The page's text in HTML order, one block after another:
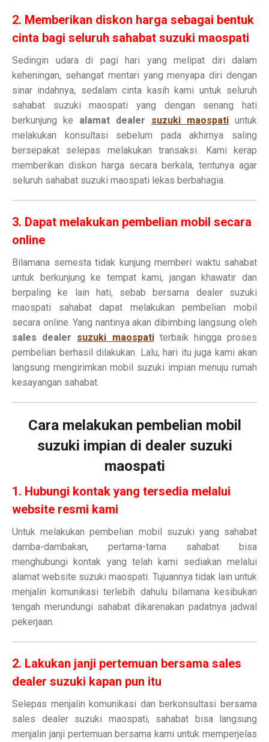
2. Memberikan diskon harga sebagai bentuk
cinta bagi seluruh sahabat suzuki maospati
Sedingin udara di pagi hari yang melipat diri dalam
keheningan, sehangat mentari yang menyapa diri dengan
sinar indahnya, sedalam cinta kasih kami untuk seluruh
sahabat suzuki maospati yang dengan senang hati
berkunjung ke alamat dealer suzuki maospati untuk
melakukan konsultasi sebelum pada akhirnya saling
bersepakat selepas melakukan transaksi. Kami kerap
memberikan diskon harga secara berkala, tentunya agar
seluruh sahabat suzuki maospati lekas berbahagia.
3. Dapat melakukan pembelian mobil secara
online
Bilamana semesta tidak kunjung memberi waktu sahabat
untuk berkunjung ke tempat kami, jangan khawatir dan
berpaling ke lain hati, sebab bersama dealer suzuki
maospati sahabat dapat melakukan pembelian mobil
secara online. Yang nantinya akan dibimbing langsung oleh
sales dealer suzuki maospatiterbaik hingga proses
pembelian berhasil dilakukan. Lalu, hari itu juga kami akan
langsung mengirimkan mobil suzuki impian menuju rumah
kesayangan sahabat.
Cara melakukan pembelian mobil
suzuki impian di dealer suzuki
maospati
1. Hubungi kontak yang tersedia melalui
website resmi kami
Untuk melakukan pembelian mobil suzuki yang sahabat
damba-dambakan, pertama-tama sahabat bisa
menghubungi kontak yang telah kami sediakan melalui
alamat website suzuki maospati. Tujuannya tidak lain untuk
menjalin komunikasi terlebih dahulu bilamana kesibukan
tengah merundungi sahabat dikarenakan padatnya jadwal
pekerjaan.
2. Lakukan janji pertemuan bersama sales
dealer suzuki kapan pun itu
Selepas menjalin komunikasi dan berkonsultasi bersama
sales dealer suzuki maospati, sahabat bisa langsung
menjalin janji pertemuan bersama kami untuk memperjelas